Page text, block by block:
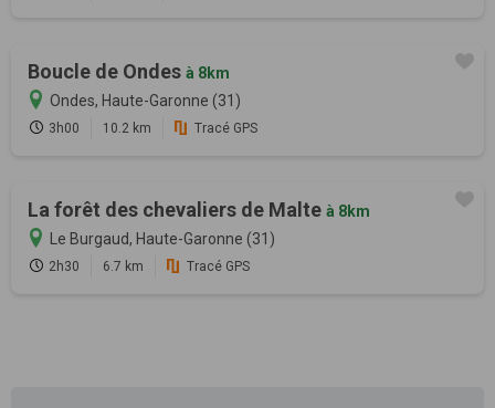
Boucle de Ondes à 8km
Ondes, Haute-Garonne (31)
3h00 10.2 km Tracé GPS
La forêt des chevaliers de Malte à 8km
Le Burgaud, Haute-Garonne (31)
2h30 6.7 km Tracé GPS